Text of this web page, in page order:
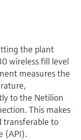
the plant
wireless fill level
measures the
to the Netilion
This makes
transferable to
(API).